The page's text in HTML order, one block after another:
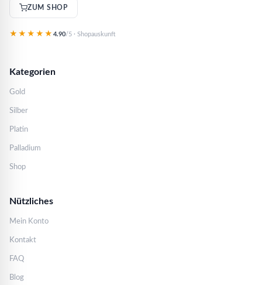
ZUM SHOP
★★★★★ 4.90/5 · Shopauskunft
Kategorien
Gold
Silber
Platin
Palladium
Shop
Nützliches
Mein Konto
Kontakt
FAQ
Blog